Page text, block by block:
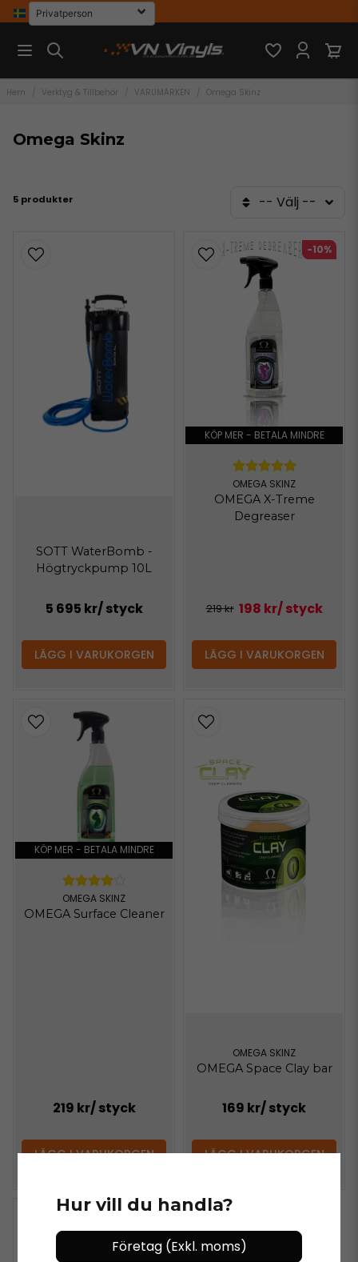
Hem Verktyg & Tillbehör VARUMÄRKEN Omega Skinz
Omega Skinz
5 produkter -- Välj --
SOTT WaterBomb -
Högtryckpump 10L
5 695 kr/ styck
LÄGG I VARUKORGEN
KÖP MER - BETALA MINDRE
OMEGA SKINZ
OMEGA X-Treme
Degreaser
219 kr 198 kr/ styck
LÄGG I VARUKORGEN
-10%
KÖP MER - BETALA MINDRE
OMEGA SKINZ
OMEGA Surface Cleaner
219 kr/ styck
LÄGG I VARUKORGEN
OMEGA SKINZ
OMEGA Space Clay bar
169 kr/ styck
LÄGG I VARUKORGEN
Hur vill du handla?
Företag (Exkl. moms)